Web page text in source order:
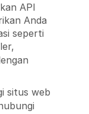
API
Anda
seperti
situs web